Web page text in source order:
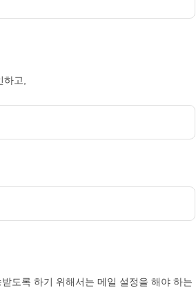
고,
도록 하기 위해서는 메일 설정을 해야 하는